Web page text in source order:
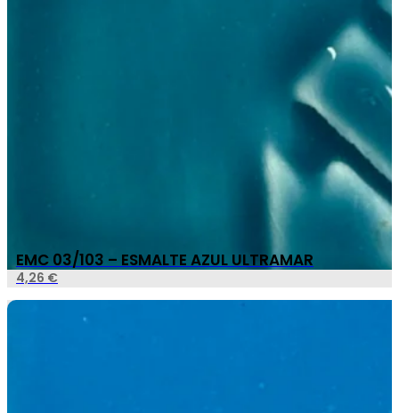
EMC 03/103 – ESMALTE AZUL ULTRAMAR
4,26 €